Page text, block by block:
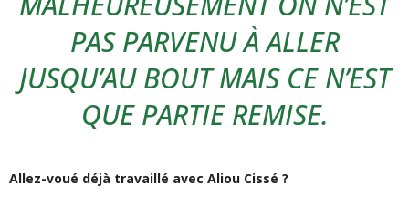
PAS PARVENU À ALLER
JUSQU’AU BOUT MAIS CE N’EST
QUE PARTIE REMISE.
Allez-voué déjà travaillé avec Aliou Cissé ?